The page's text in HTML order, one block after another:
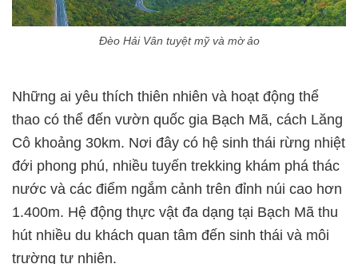
Đèo Hải Vân tuyệt mỹ và mờ ảo
Những ai yêu thích thiên nhiên và hoạt động thể
thao có thể đến vườn quốc gia Bạch Mã, cách Lăng
Cô khoảng 30km. Nơi đây có hệ sinh thái rừng nhiệt
đới phong phú, nhiều tuyến trekking khám phá thác
nước và các điểm ngắm cảnh trên đỉnh núi cao hơn
1.400m. Hệ động thực vật đa dạng tại Bạch Mã thu
hút nhiều du khách quan tâm đến sinh thái và môi
trường tự nhiên.